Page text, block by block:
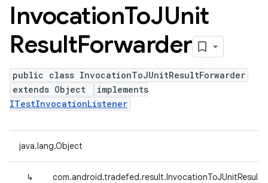
InvocationToJUnit
ResultForwarder
public class InvocationToJUnitResultForwarder
extends Object
implements
ITestInvocationListener
java.lang.Object
↳